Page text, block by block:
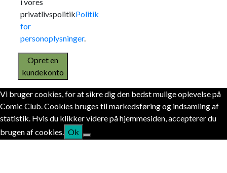
privatlivspolitikPolitik
for
personoplysninger.
Opret en
kundekonto
Vi bruger cookies, for at sikre dig den bedst mulige oplevelse på
Comic Club. Cookies bruges til markedsføring og indsamling af
statistik. Hvis du klikker videre på hjemmesiden, accepterer du
brugen af cookies. Ok